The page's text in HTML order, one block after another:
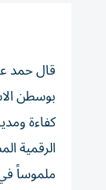
قال حمد
بوسطن
كفاءة
الرقمية
ملموساً